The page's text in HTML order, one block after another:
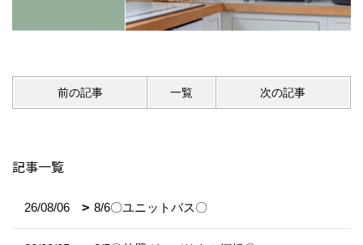
前の記事 一覧 次の記事
記事一覧
26/08/06 8/6〇ユニットバス〇